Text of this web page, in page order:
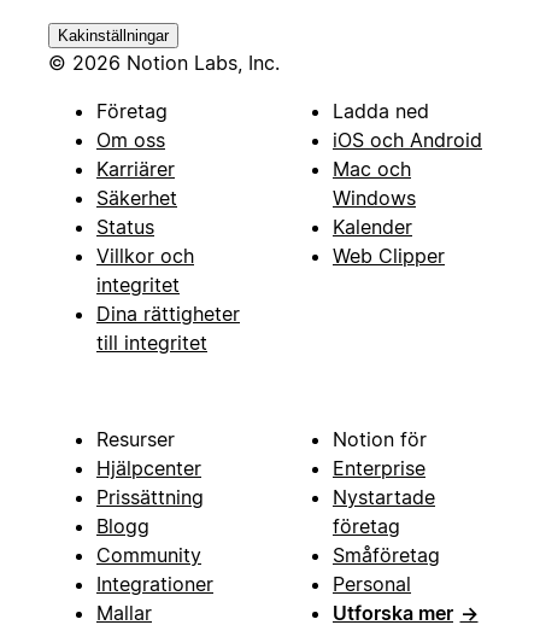
Kakinställningar
© 2026 Notion Labs, Inc.
Företag
Om oss
Karriärer
Säkerhet
Status
Villkor och
integritet
Dina rättigheter
till integritet
Ladda ned
iOS och Android
Mac och
Windows
Kalender
Web Clipper
Resurser
Hjälpcenter
Prissättning
Blogg
Community
Integrationer
Mallar
Notion för
Enterprise
Nystartade
företag
Småföretag
Personal
Utforska mer →